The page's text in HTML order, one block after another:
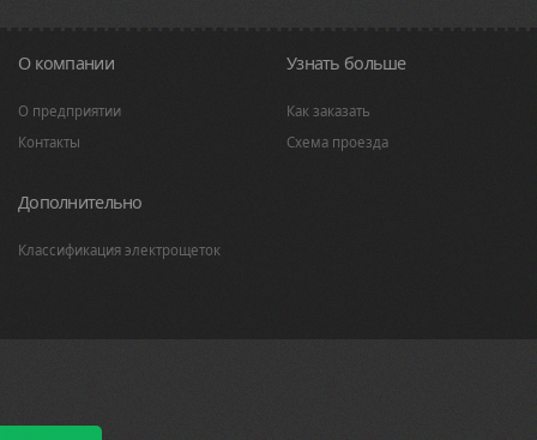
О компании
О предприятии
Контакты
Узнать больше
Как заказать
Схема проезда
Дополнительно
Классификация электрощеток